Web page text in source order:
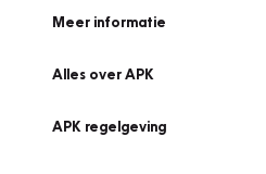
Meer informatie
Alles over APK
APK regelgeving